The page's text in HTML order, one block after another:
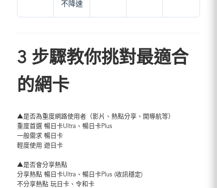
不降速
3 步驟教你挑對最適合
的網卡
▲是否為重度網路使用者（影片、熱點分享、開導航等）
重度首選 暢日卡Ultra、暢日卡Plus
一般需求 暢日卡
輕度使用 遊日卡
▲是否會分享熱點
分享熱點 暢日卡Ultra、暢日卡Plus (收訊穩定)
不分享熱點 玩日卡、令和卡